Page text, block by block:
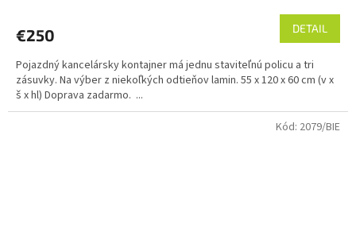
€250 DETAIL
Pojazdný kancelársky kontajner má jednu staviteľnú policu a tri
zásuvky. Na výber z niekoľkých odtieňov lamin. 55 x 120 x 60 cm (v x
š x hl) Doprava zadarmo. ...
Kód: 2079/BIE